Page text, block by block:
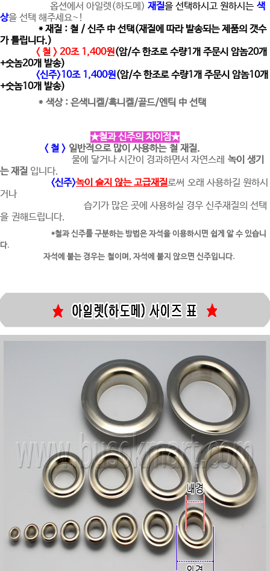
옵션에서 아일렛(하도메) 재질을 선택하시고 원하시는 색
상을 선택 해주세요~!
* 재질 : 철 / 신주 中 선택(재질에 따라 발송되는 제품의 갯수
가 틀립니다.)
< 철 > 20조 1,400원(암/수 한조로 수량1개 주문시 암놈20개
+숫놈20개 발송)
<신주>10조 1,400원(암/수 한조로 수량1개 주문시 암놈10개
+숫놈10개 발송)
* 색상 : 은색니켈/흑니켈/골드/엔틱 中 선택
★철과 신주의 차이점★
< 철 > 일반적으로 많이 사용하는 철 재질.
물에 닿거나 시간이 경과하면서 자연스레 녹이 생기
는 재질 입니다.
<신주>녹이 슬지 않는 고급재질로써 오래 사용하길 원하시
거나
습기가 많은 곳에 사용하실 경우 신주재질의 선택
을 권해드립니다.
*철과 신주를 구분하는 방법은 자석을 이용하시면 쉽게 알 수 있습니
다.
자석에 붙는 경우는 철이며, 자석에 붙지 않으면 신주입니다.